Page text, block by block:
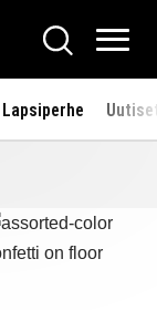
Hae
Lapsiperhe